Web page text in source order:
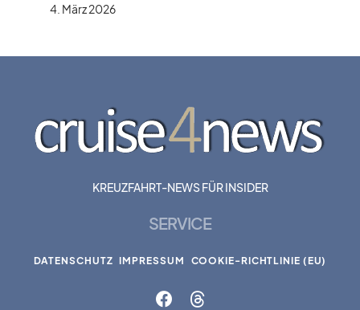
4. März 2026
KREUZFAHRT-NEWS FÜR INSIDER
SERVICE
DATENSCHUTZ IMPRESSUM COOKIE-RICHTLINIE (EU)